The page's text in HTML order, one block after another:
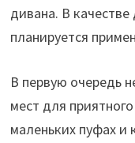
дивана. В
планируется
В первую очередь
мест для
маленьких пуфах и